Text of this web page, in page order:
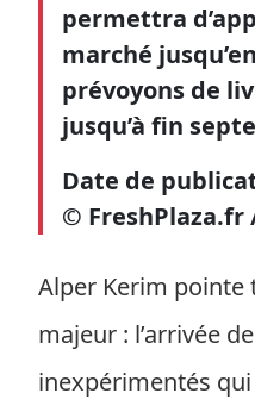
permettra
marché
prévoyons de
jusqu’à fin
Date de
© FreshPlaza.fr
Alper Kerim
majeur : l’arrivée
inexpérimentés